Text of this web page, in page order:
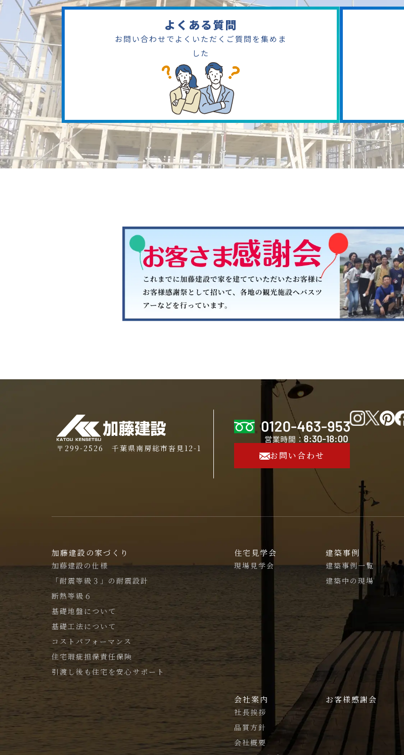
よくある質問
お問い合わせでよくいただくご質問を集めま
した
〒299-2526 千葉県南房総市沓見12-1
お問い合わせ
加藤建設の家づくり
加藤建設の仕様
「耐震等級３」の耐震設計
断熱等級６
基礎地盤について
基礎工法について
コストパフォーマンス
住宅瑕疵担保責任保険
引渡し後も住宅を安心サポート
住宅見学会
現場見学会
建築事例
建築事例一覧
建築中の現場
会社案内
社長挨拶
品質方針
会社概要
お客様感謝会